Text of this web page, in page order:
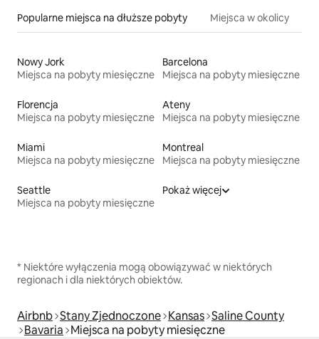
Popularne miejsca na dłuższe pobyty Miejsca w okolicy
Nowy Jork
Miejsca na pobyty miesięczne
Barcelona
Miejsca na pobyty miesięczne
Florencja
Miejsca na pobyty miesięczne
Ateny
Miejsca na pobyty miesięczne
Miami
Miejsca na pobyty miesięczne
Montreal
Miejsca na pobyty miesięczne
Seattle
Miejsca na pobyty miesięczne
Pokaż więcej
* Niektóre wyłączenia mogą obowiązywać w niektórych
regionach i dla niektórych obiektów.
Airbnb Stany Zjednoczone Kansas Saline County
Bavaria Miejsca na pobyty miesięczne